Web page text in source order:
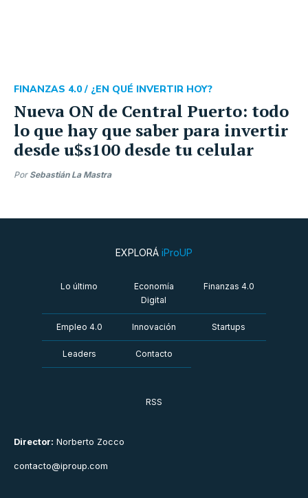
Nueva ON de Central Puerto: todo
lo que hay que saber para invertir
desde u$s100 desde tu celular
FINANZAS 4.0 / ¿EN QUÉ INVERTIR HOY?
Por Sebastián La Mastra
Director: Norberto Zocco
contacto@iproup.com
EXPLORÁ iProUP
Lo último
Economía
Digital
Finanzas 4.0
Empleo 4.0 Innovación Startups
Leaders Contacto
RSS